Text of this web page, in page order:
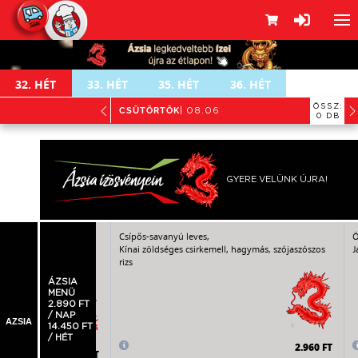
32. HÉT 33. HÉT 35. HÉT 36. HÉT
CSÜTÖRTÖK | 08.06
ÖSSZ:
0 DB
GYERE VELÜNK ÚJRA!
AZSIA
ÁZSIA
MENÜ
2.890 FT
/ NAP
14.450 FT
/ HÉT
3.060 FT
Csípős-savanyú leves,
Kínai zöldséges csirkemell, hagymás, szójaszószos
rizs
2.960 FT